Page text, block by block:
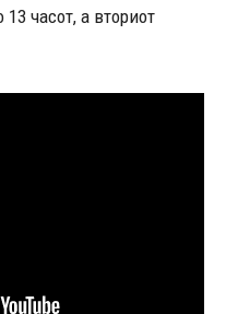
часот, а вториот